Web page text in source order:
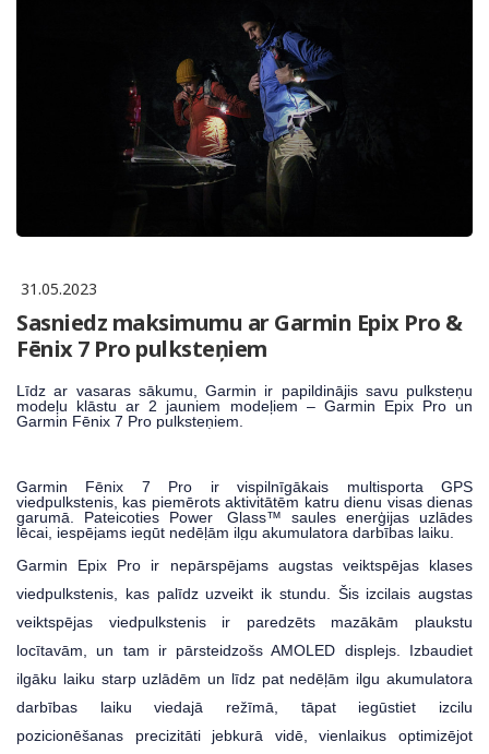
31.05.2023
Sasniedz maksimumu ar Garmin Epix Pro &
Fēnix 7 Pro pulksteņiem
Līdz ar vasaras sākumu, Garmin ir papildinājis savu pulksteņu
modeļu klāstu ar 2 jauniem modeļiem – Garmin Epix Pro un
Garmin Fēnix 7 Pro pulksteņiem.
Garmin Fēnix 7 Pro
ir vispilnīgākais multisporta GPS
viedpulkstenis, kas piemērots aktivitātēm katru dienu visas dienas
garumā. Pateicoties Power Glass™ saules enerģijas uzlādes
lēcai, iespējams iegūt nedēļām ilgu akumulatora darbības laiku.
Garmin Epix Pro ir nepārspējams augstas veiktspējas klases
viedpulkstenis, kas palīdz uzveikt ik stundu. Šis izcilais augstas
veiktspējas viedpulkstenis ir paredzēts mazākām plaukstu
locītavām, un tam ir pārsteidzošs AMOLED displejs. Izbaudiet
ilgāku laiku starp uzlādēm un līdz pat nedēļām ilgu akumulatora
darbības laiku viedajā režīmā, tāpat iegūstiet izcilu
pozicionēšanas precizitāti jebkurā vidē, vienlaikus optimizējot